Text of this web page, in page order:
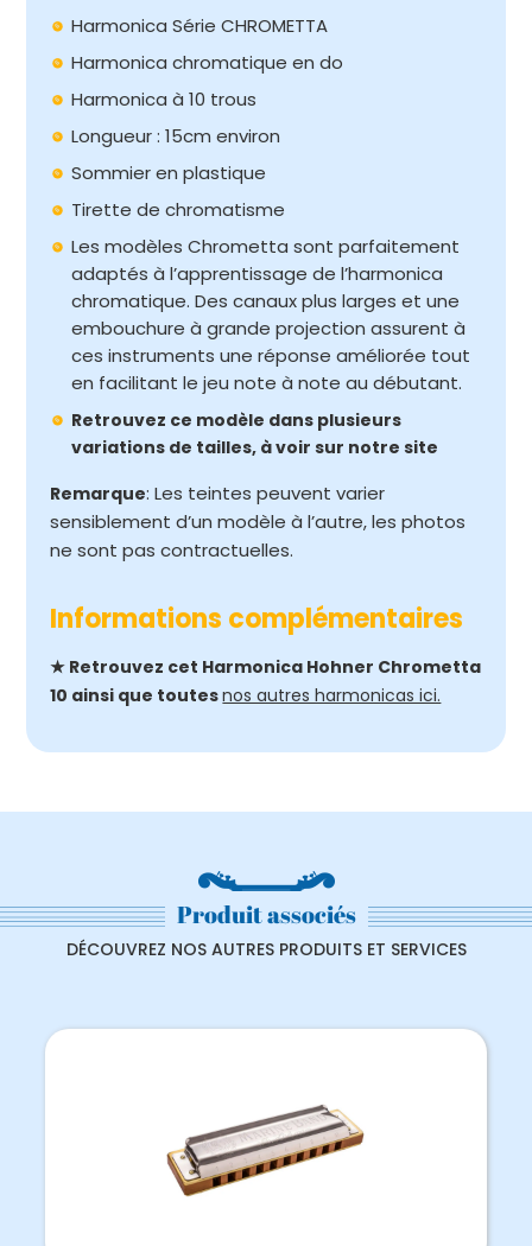
Harmonica Série CHROMETTA
Harmonica chromatique en do
Harmonica à 10 trous
Longueur : 15cm environ
Sommier en plastique
Tirette de chromatisme
Les modèles Chrometta sont parfaitement
adaptés à l’apprentissage de l’harmonica
chromatique. Des canaux plus larges et une
embouchure à grande projection assurent à
ces instruments une réponse améliorée tout
en facilitant le jeu note à note au débutant.
Retrouvez ce modèle dans plusieurs
variations de tailles, à voir sur notre site
Remarque: Les teintes peuvent varier
sensiblement d’un modèle à l’autre, les photos
ne sont pas contractuelles.
Informations complémentaires
★ Retrouvez cet Harmonica Hohner Chrometta
10 ainsi que toutesnos autres harmonicas ici.
Produit associés
DÉCOUVREZ NOS AUTRES PRODUITS ET SERVICES